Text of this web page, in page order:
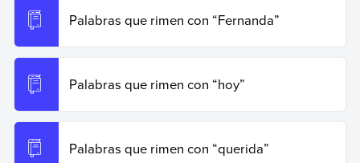
Palabras que rimen con “Fernanda”
Palabras que rimen con “hoy”
Palabras que rimen con “querida”